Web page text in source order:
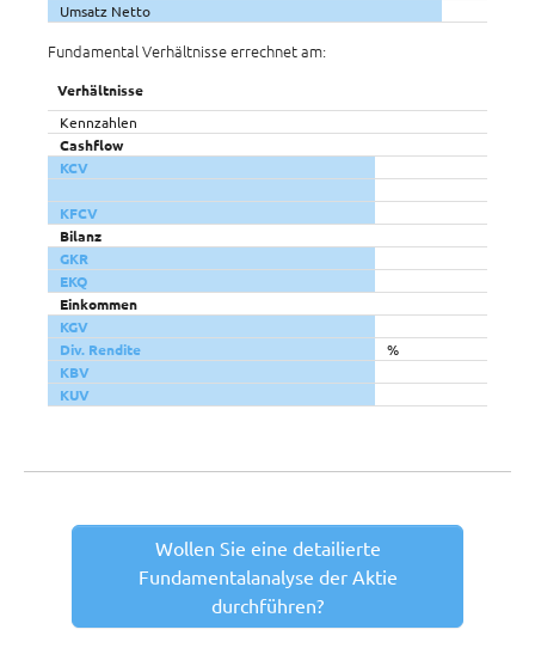
Umsatz Netto
Fundamental Verhältnisse errechnet am:
Verhältnisse
Kennzahlen
Cashflow
KCV
KFCV
Bilanz
GKR
EKQ
Einkommen
KGV
Div. Rendite
%
KBV
KUV
Wollen Sie eine detailierte
Fundamentalanalyse der Aktie
durchführen?